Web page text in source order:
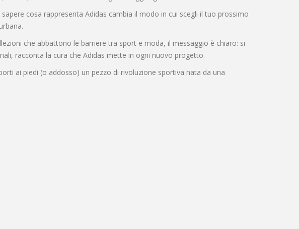
cosa rappresenta Adidas cambia il modo in cui scegli il tuo prossimo
che abbattono le barriere tra sport e moda, il messaggio è chiaro: si
racconta la cura che Adidas mette in ogni nuovo progetto.
ai piedi (o addosso) un pezzo di rivoluzione sportiva nata da una